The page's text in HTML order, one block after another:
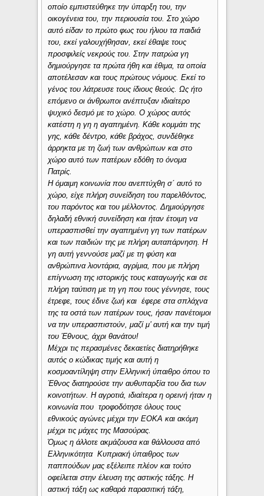
οποίο εμπιστεύθηκε την ύπαρξη του, την
οικογένεια του, την περιουσία του. Στο χώρο
αυτό είδαν το πρώτο φως του ήλιου τα παιδιά
του, εκεί γαλουχήθησαν, εκεί έθαψε τους
προσφιλείς νεκρούς του. Στην πατρώα γη
δημιούργησε τα πρώτα ήθη και έθιμα, τα οποία
αποτέλεσαν και τους πρώτους νόμους. Εκεί το
γένος του λάτρευσε τους ίδιους θεούς. Ως ήτο
επόμενο οι άνθρωποι ανέπτυξαν ιδιαίτερο
ψυχικό δεσμό με το χώρο. Ο χώρος αυτός
κατέστη η γη η αγαπημένη. Κάθε κομμάτι της
γης, κάθε δέντρο, κάθε βράχος, συνδέθηκε
άρρηκτα με τη ζωή των ανθρώπων και στο
χώρο αυτό των πατέρων εδόθη το όνομα
Πατρίς.
Η όμαιμη κοινωνία που ανεπτύχθη σ΄ αυτό το
χώρο, είχε πλήρη συνείδηση του παρελθόντος,
του παρόντος και του μέλλοντος. Δημιούργησε
δηλαδή εθνική συνείδηση και ήταν έτοιμη να
υπερασπισθεί την αγαπημένη γη των πατέρων
και των παιδιών της με πλήρη αυταπάρνηση. Η
γη αυτή γεννούσε μαζί με τη φύση και
ανθρώπινα λιοντάρια, αγρίμια, που με πλήρη
επίγνωση της ιστορικής τους καταγωγής και σε
πλήρη ταύτιση με τη γη που τους γέννησε, τους
έτρεφε, τους έδινε ζωή και έφερε στα σπλάχνα
της τα οστά των πατέρων τους, ήσαν πανέτοιμοι
να την υπερασπιστούν, μαζί μ’ αυτή και την τιμή
του Έθνους, άχρι θανάτου!
Μέχρι τις περασμένες δεκαετίες διατηρήθηκε
αυτός ο κώδικας τιμής και αυτή η
κοσμοαντίληψη στην Ελληνική ύπαιθρο όπου το
Έθνος διατηρούσε την αυθυπαρξία του δια των
κοινοτήτων. Η αγροτιά, ιδιαίτερα η ορεινή ήταν η
κοινωνία που τροφοδότησε όλους τους
εθνικούς αγώνες μέχρι την ΕΟΚΑ και ακόμη
μέχρι τις μάχες της Μασούρας.
Όμως η άλλοτε ακμάζουσα και θάλλουσα από
Ελληνικότητα Κυπριακή ύπαιθρος των
παππούδων μας εξέλειπε πλέον και τούτο
οφείλεται στην έλευση της αστικής τάξης. Η
αστική τάξη ως καθαρά παρασιτική τάξη,